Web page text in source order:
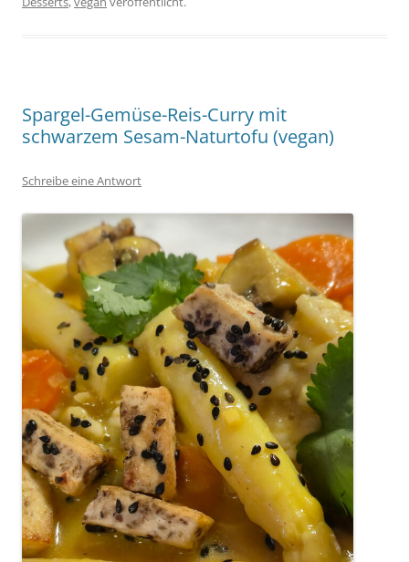
Spargel-Gemüse-Reis-Curry mit
schwarzem Sesam-Naturtofu (vegan)
Schreibe eine Antwort